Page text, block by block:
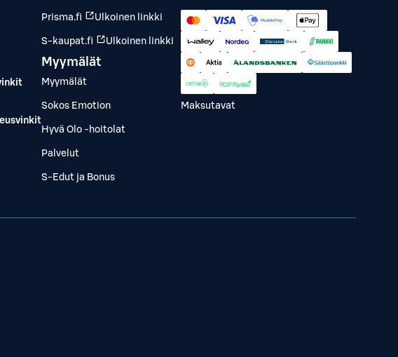
Prisma.fi Ulkoinen linkki
S-kaupat.fi Ulkoinen linkki
Myymälät
Myymälät
Sokos Emotion
Hyvä Olo -hoitolat
Palvelut
S-Edut ja Bonus
Maksutavat